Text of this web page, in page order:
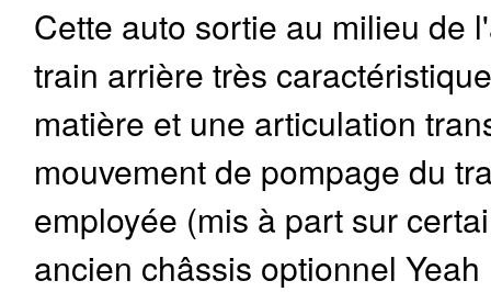
Cette auto sortie au milieu de
train arrière très
matière et une articulation
mouvement de pompage du
employée (mis à part sur
ancien châssis optionnel